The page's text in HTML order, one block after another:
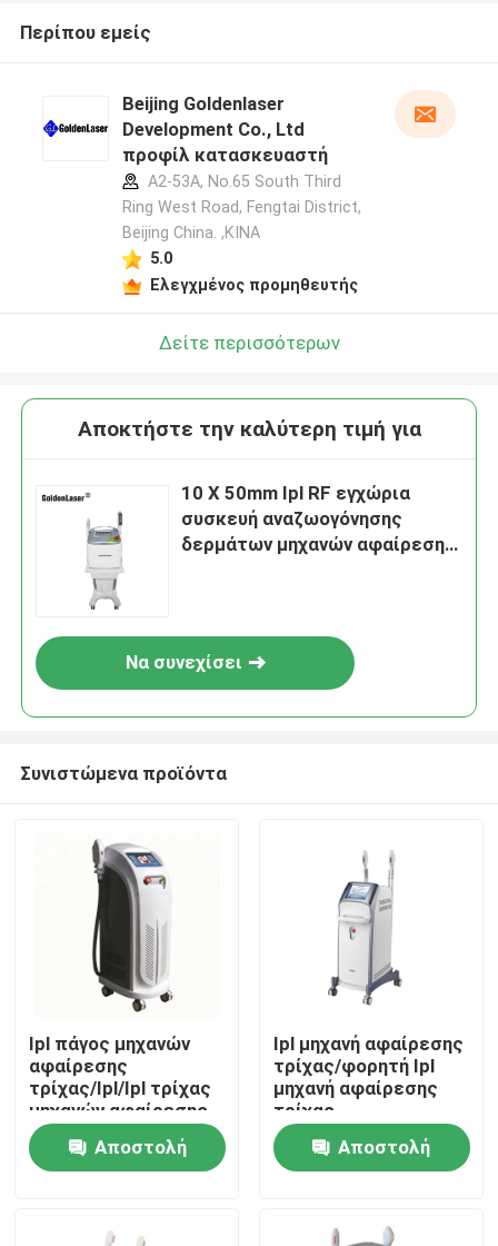
Σπίτι
Προϊόντα
Περίπου εμείς
Beijing Goldenlaser
Development Co., Ltd
προφίλ κατασκευαστή
A2-53A, No.65 South Third
Ring West Road, Fengtai District,
Beijing China. ,ΚΙΝΑ
5.0
Ελεγχμένος προμηθευτής
Δείτε περισσότερων
Αποκτήστε την καλύτερη τιμή για
10 X 50mm Ipl RF εγχώρια
συσκευή αναζωογόνησης
δερμάτων μηχανών αφαίρεσης
Να συνεχίσει
Συνιστώμενα προϊόντα
Ipl πάγος μηχανών
αφαίρεσης
τρίχας/Ipl/Ipl τρίχας
μηχανών αφαίρεσης
δροσερός
Αποστολή
Ipl μηχανή αφαίρεσης
τρίχας/φορητή Ipl
μηχανή αφαίρεσης
τρίχας
Αποστολή